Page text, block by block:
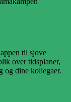
til sjove
over tidsplaner,
og dine kollegaer.